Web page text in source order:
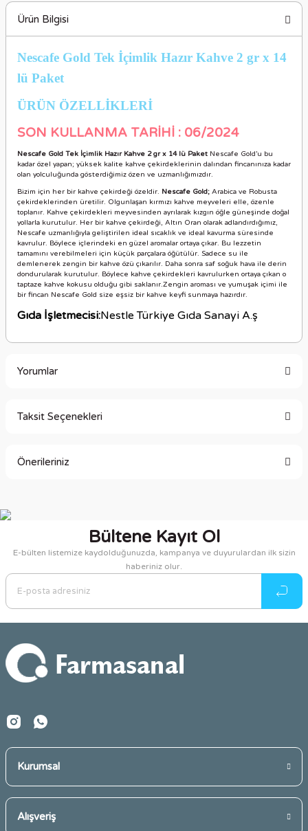
Ürün Bilgisi
Nescafe Gold Tek İçimlik Hazır Kahve 2 gr x 14
lü Paket
ÜRÜN ÖZELLİKLERİ
SON KULLANMA TARİHİ : 06/2024
Nescafe Gold Tek İçimlik Hazır Kahve 2 gr x 14 lü Paket Nescafe Gold’u bu
kadar özel yapan; yüksek kalite kahve çekirdeklerinin dalından fincanınıza kadar
olan yolculuğunda gösterdiğimiz özen ve uzmanlığımızdır.
Bizim için her bir kahve çekirdeği özeldir. Nescafe Gold; Arabica ve Robusta
çekirdeklerinden üretilir. Olgunlaşan kırmızı kahve meyveleri elle, özenle
toplanır. Kahve çekirdekleri meyvesinden ayrılarak kızgın öğle güneşinde doğal
yollarla kurutulur. Her bir kahve çekirdeği, Altın Oran olarak adlandırdığımız,
Nescafe uzmanlığıyla geliştirilen ideal sıcaklık ve ideal kavurma süresinde
kavrulur. Böylece içlerindeki en güzel aromalar ortaya çıkar. Bu lezzetin
tamamını verebilmeleri için küçük parçalara öğütülür. Sadece su ile
demlenerek zengin bir kahve özü çıkarılır. Daha sonra saf soğuk hava ile derin
dondurularak kurutulur. Böylece kahve çekirdekleri kavrulurken ortaya çıkan o
taptaze kahve kokusu olduğu gibi saklanır.Zengin aroması ve yumuşak içimi ile
bir fincan Nescafe Gold size eşsiz bir kahve keyfi sunmaya hazırdır.
Gıda İşletmecisi:Nestle Türkiye Gıda Sanayi A.ş
Yorumlar
Taksit Seçenekleri
Önerileriniz
Görüş ve önerileriniz için teşekkür ederiz.
Ürün resmi kalitesiz, bozuk veya görüntülenemiyor.
Ürün açıklamasında eksik bilgiler bulunuyor.
Ürün bilgilerinde hatalar bulunuyor.
Bu ürüne benzer farklı alternatifler olmalı.
Bültene Kayıt Ol
E-bülten listemize kaydolduğunuzda, kampanya ve duyurulardan ilk sizin
haberiniz olur.
Kurumsal
Alışveriş